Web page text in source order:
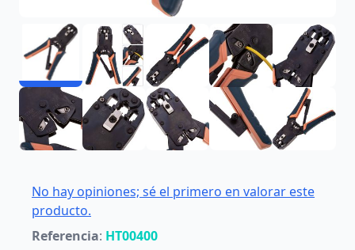
No hay opiniones; sé el primero en valorar este
producto.
Referencia: HT00400